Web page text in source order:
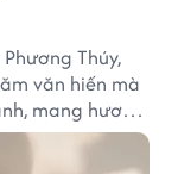
Thúy,
văn hiến mà
mang hương